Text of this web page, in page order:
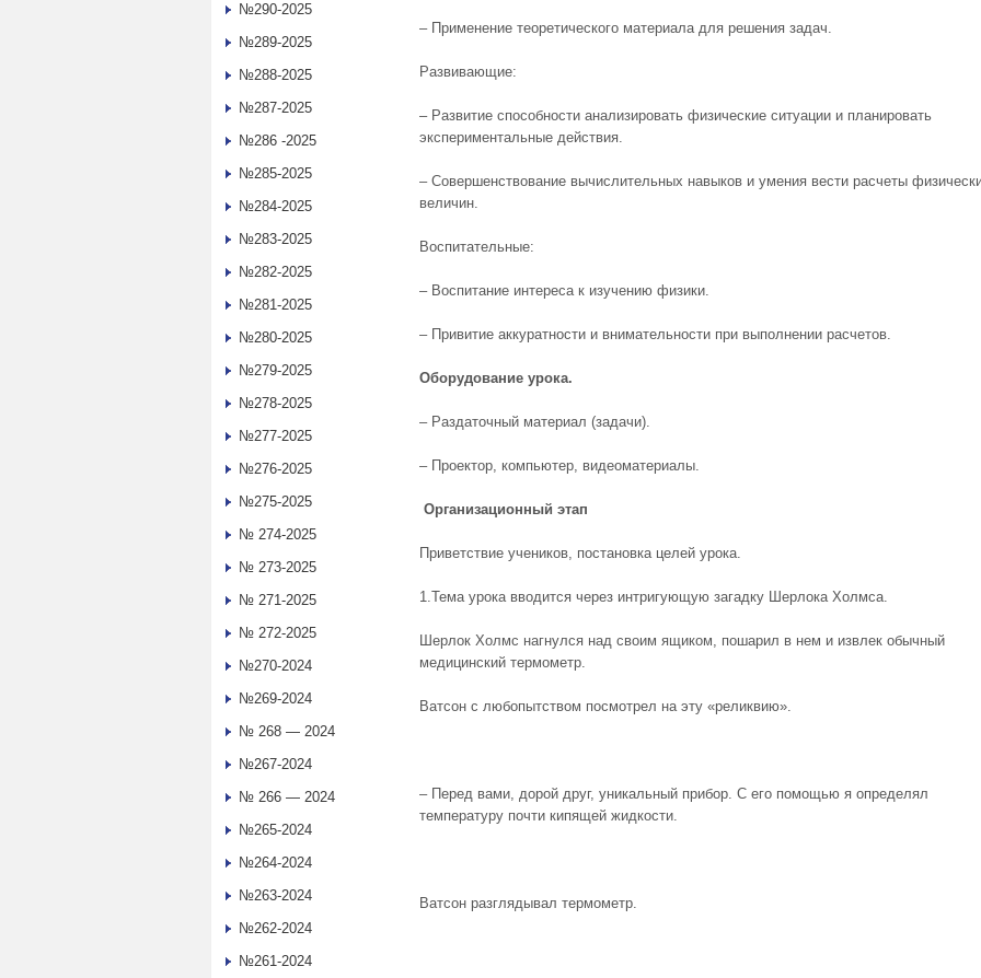
– Применение теоретического материала для решения задач.
Развивающие:
– Развитие способности анализировать физические ситуации и планировать
экспериментальные действия.
– Совершенствование вычислительных навыков и умения вести расчеты
величин.
Воспитательные:
– Воспитание интереса к изучению физики.
– Привитие аккуратности и внимательности при выполнении расчетов.
Оборудование урока.
– Раздаточный материал (задачи).
– Проектор, компьютер, видеоматериалы.
Организационный этап
Приветствие учеников, постановка целей урока.
1.Тема урока вводится через интригующую загадку Шерлока Холмса.
Шерлок Холмс нагнулся над своим ящиком, пошарил в нем и извлек обычный
медицинский термометр.
Ватсон с любопытством посмотрел на эту «реликвию».
– Перед вами, дорой друг, уникальный прибор. С его помощью я определял
температуру почти кипящей жидкости.
Ватсон разглядывал термометр.
№290-2025
№289-2025
№288-2025
№287-2025
№286 -2025
№285-2025
№284-2025
№283-2025
№282-2025
№281-2025
№280-2025
№279-2025
№278-2025
№277-2025
№276-2025
№275-2025
№ 274-2025
№ 273-2025
№ 271-2025
№ 272-2025
№270-2024
№269-2024
№ 268 — 2024
№267-2024
№ 266 — 2024
№265-2024
№264-2024
№263-2024
№262-2024
№261-2024